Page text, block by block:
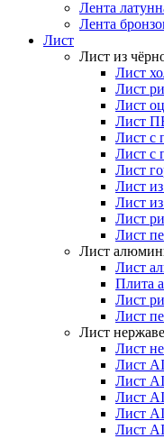
Лента
Лента
Лист
Лист из
Лист
Лист
Лист
Лист
Лист с
Лист с
Лист
Лист
Лист
Лист
Лист
Лист
Лист
Плита
Лист
Лист
Лист
Лист
Лист
Лист
Лист
Лист
Лист